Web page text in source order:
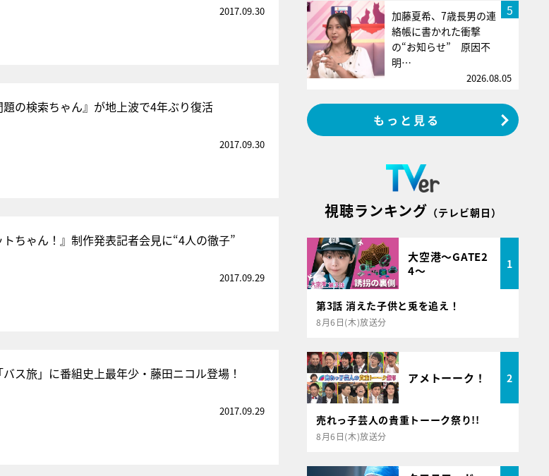
2017.09.30
の検索ちゃん』が地上波で4年ぶり復活
2017.09.30
ちゃん！』制作発表記者会見に“4人の徹子”
2017.09.29
ス旅」に番組史上最年少・藤田ニコル登場！
2017.09.29
5
加藤夏希、7歳長男の連
絡帳に書かれた衝撃
の“お知らせ” 原因不
明…
2026.08.05
もっと見る
視聴ランキング （テレビ朝日）
大空港～GATE2
4～
1
第3話 消えた子供と兎を追え！
8月6日(木)放送分
アメトーーク！ 2
売れっ子芸人の貴重トーーク祭り!!
8月6日(木)放送分